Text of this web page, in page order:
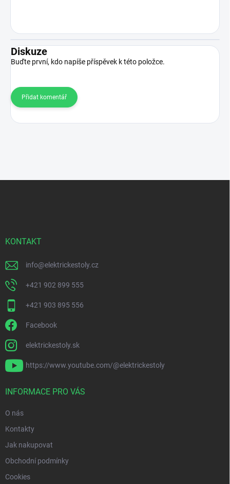
Diskuze
Buďte první, kdo napíše příspěvek k této položce.
Přidat komentář
KONTAKT
info@elektrickestoly.cz
+421 902 899 555
+421 903 895 556
Facebook
elektrickestoly.sk
https://www.youtube.com/@elektrickestoly
INFORMACE PRO VÁS
O nás
Kontakty
Jak nakupovat
Obchodní podmínky
Cookies